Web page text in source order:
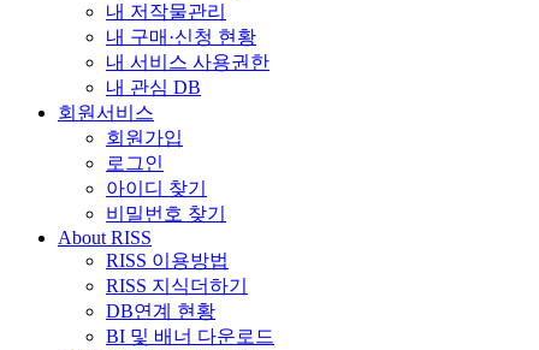
내 저작물관리
내 구매·신청 현황
내 서비스 사용권한
내 관심 DB
회원서비스
회원가입
로그인
아이디 찾기
비밀번호 찾기
About RISS
RISS 이용방법
RISS 지식더하기
DB연계 현황
BI 및 배너 다운로드